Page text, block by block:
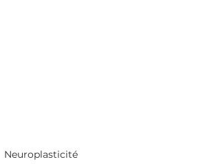
Neuroplasticité